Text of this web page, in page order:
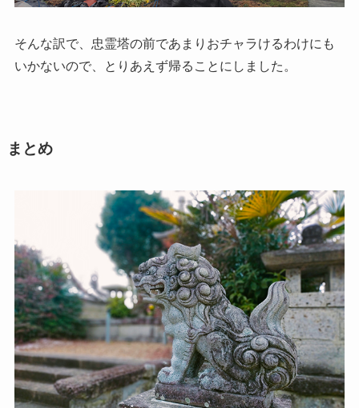
そんな訳で、忠霊塔の前であまりおチャラけるわけにも
いかないので、とりあえず帰ることにしました。
まとめ